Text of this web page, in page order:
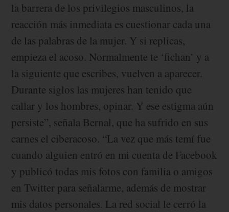
la barrera de los privilegios masculinos, la
reacción más inmediata es cuestionar cada una
de las palabras de la mujer. Y si replicas,
empieza el acoso. Normalmente te ‘fichan’ y a
la siguiente que escribes, vuelven a aparecer.
Durante siglos las mujeres han tenido que
callar y los hombres, opinar. Y ese estigma aún
persiste”, señala Bernal, que ha sufrido en sus
carnes el ciberacoso. “La vez que más temí fue
cuando alguien entró en mi cuenta de Facebook
y publicó todas mis fotos con familia o amigos
en Twitter para señalarme, además de mostrar
mis datos personales. La red social le cerró la